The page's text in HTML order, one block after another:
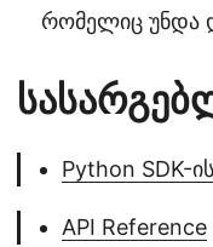
რომელიც უნდა
Python SDK-
API Reference